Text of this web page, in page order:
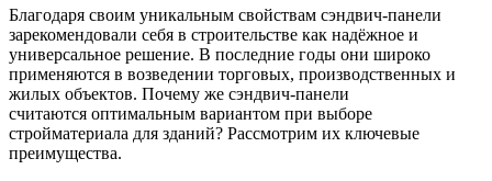
Благодаря своим уникальным свойствам сэндвич-панели
зарекомендовали себя в строительстве как надёжное и
универсальное решение. В последние годы они широко
применяются в возведении торговых, производственных и
жилых объектов. Почему же сэндвич-панели
считаются оптимальным вариантом при выборе
стройматериала для зданий? Рассмотрим их ключевые
преимущества.